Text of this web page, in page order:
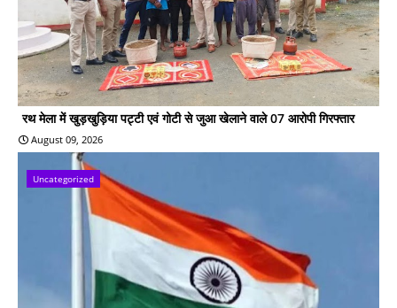
रथ मेला में खुड़खुड़िया पट्टी एवं गोटी से जुआ खेलाने वाले 07 आरोपी गिरफ्तार
August 09, 2026
Uncategorized